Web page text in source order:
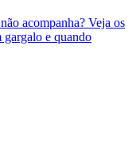
acompanha? Veja os
gargalo e quando